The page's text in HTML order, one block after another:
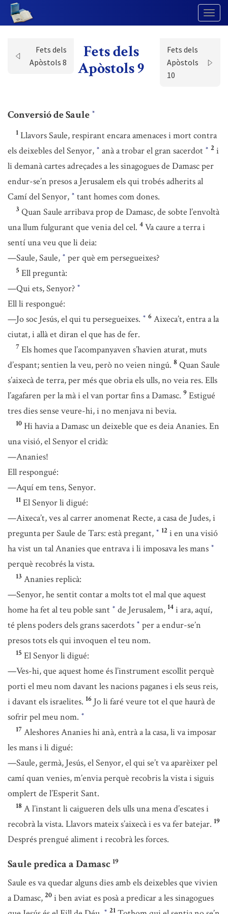
Fets dels
Apòstols 8
Fets dels
Apòstols 9
Fets dels
Apòstols
10
Conversió de Saule *
1 Llavors Saule, respirant encara amenaces i mort contra
els deixebles del Senyor, * anà a trobar el gran sacerdot * 2 i
li demanà cartes adreçades a les sinagogues de Damasc per
endur-se’n presos a Jerusalem els qui trobés adherits al
Camí del Senyor, * tant homes com dones.
3 Quan Saule arribava prop de Damasc, de sobte l’envoltà
una llum fulgurant que venia del cel. 4 Va caure a terra i
sentí una veu que li deia:
—Saule, Saule, * per què em persegueixes?
5 Ell preguntà:
—Qui ets, Senyor? *
Ell li respongué:
—Jo soc Jesús, el qui tu persegueixes. * 6 Aixeca’t, entra a la
ciutat, i allà et diran el que has de fer.
7 Els homes que l’acompanyaven s’havien aturat, muts
d’espant; sentien la veu, però no veien ningú. 8 Quan Saule
s’aixecà de terra, per més que obria els ulls, no veia res. Ells
l’agafaren per la mà i el van portar fins a Damasc. 9 Estigué
tres dies sense veure-hi, i no menjava ni bevia.
10 Hi havia a Damasc un deixeble que es deia Ananies. En
una visió, el Senyor el cridà:
—Ananies!
Ell respongué:
—Aquí em tens, Senyor.
11 El Senyor li digué:
—Aixeca’t, ves al carrer anomenat Recte, a casa de Judes, i
pregunta per Saule de Tars: està pregant, * 12 i en una visió
ha vist un tal Ananies que entrava i li imposava les mans *
perquè recobrés la vista.
13 Ananies replicà:
—Senyor, he sentit contar a molts tot el mal que aquest
home ha fet al teu poble sant * de Jerusalem, 14 i ara, aquí,
té plens poders dels grans sacerdots * per a endur-se’n
presos tots els qui invoquen el teu nom.
15 El Senyor li digué:
—Ves-hi, que aquest home és l’instrument escollit perquè
porti el meu nom davant les nacions paganes i els seus reis,
i davant els israelites. 16 Jo li faré veure tot el que haurà de
sofrir pel meu nom. *
17 Aleshores Ananies hi anà, entrà a la casa, li va imposar
les mans i li digué:
—Saule, germà, Jesús, el Senyor, el qui se’t va aparèixer pel
camí quan venies, m’envia perquè recobris la vista i siguis
omplert de l’Esperit Sant.
18 A l’instant li caigueren dels ulls una mena d’escates i
recobrà la vista. Llavors mateix s’aixecà i es va fer batejar. 19
Després prengué aliment i recobrà les forces.
Saule predica a Damasc 19
Saule es va quedar alguns dies amb els deixebles que vivien
a Damasc, 20 i ben aviat es posà a predicar a les sinagogues
* 21